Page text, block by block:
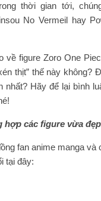
thời gian tới,
No Vermeil hay
về figure Zoro One
thịt” thế này không?
nhất? Hãy để lại bình
hợp các figure vừa
fan anime manga và
tại đây: